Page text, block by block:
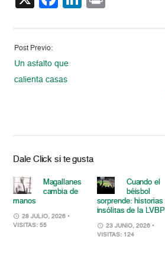
Post Previo:
Un asfalto que
calienta casas
Dale Click si te gusta
Magallanes
cambia de
manos
28 JULIO, 2026 •
VISITAS: 55
Cuando el
béisbol
sorprende: historias
insólitas de la LVBP
23 JUNIO, 2026 •
VISITAS: 124